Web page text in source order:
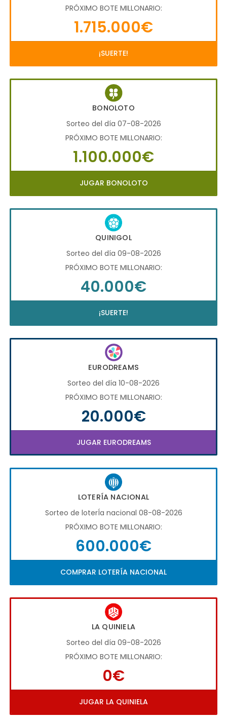
PRÓXIMO BOTE MILLONARIO:
1.715.000€
¡SUERTE!
BONOLOTO
Sorteo del día 07-08-2026
PRÓXIMO BOTE MILLONARIO:
1.100.000€
JUGAR BONOLOTO
QUINIGOL
Sorteo del día 09-08-2026
PRÓXIMO BOTE MILLONARIO:
40.000€
¡SUERTE!
EURODREAMS
Sorteo del día 10-08-2026
PRÓXIMO BOTE MILLONARIO:
20.000€
JUGAR EURODREAMS
LOTERÍA NACIONAL
Sorteo de loterÍa nacional 08-08-2026
PRÓXIMO BOTE MILLONARIO:
600.000€
COMPRAR LOTERÍA NACIONAL
LA QUINIELA
Sorteo del día 09-08-2026
PRÓXIMO BOTE MILLONARIO:
0€
JUGAR LA QUINIELA